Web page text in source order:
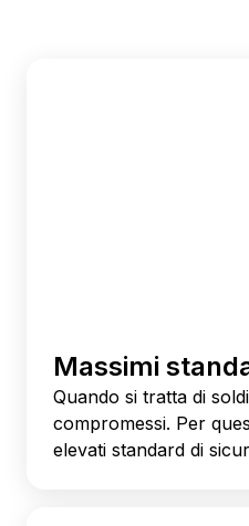
Massimi
Quando si tratta di
compromessi. Per
elevati standard di